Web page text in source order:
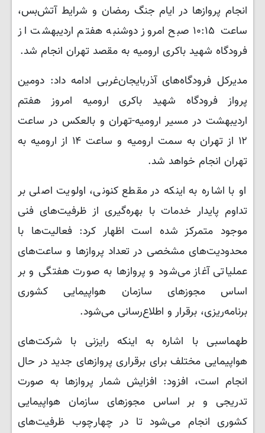
انجام پروازها در ایام جنگ رمضان و شرایط آتش‌بس،
ساعت ۱۰:۱۵ صبح امروز دوشنبه هفتم اردیبهشت از
فرودگاه شهید باکری ارومیه به مقصد تهران انجام شد.
مدیرکل فرودگاه‌های آذربایجان‌غربی ادامه داد: دومین
پرواز فرودگاه شهید باکری ارومیه امروز هفتم
اردیبهشت در مسیر ارومیه-تهران و بالعکس در ساعت
۱۲ از تهران به سمت ارومیه و ساعت ۱۴ از ارومیه به
تهران انجام خواهد شد.
او با اشاره به اینکه در مقطع کنونی، اولویت اصلی بر
تداوم پایدار خدمات با بهره‌گیری از ظرفیت‌های فنی
موجود متمرکز شده است اظهار کرد: فعالیت‌ها با
محدودیت‌های مشخصی در تعداد پروازها و ساعت‌های
عملیاتی آغاز می‌شود و پروازها به صورت هفتگی و بر
اساس مجوزهای سازمان هواپیمایی کشوری
برنامه‌ریزی، برقرار و اطلاع‌رسانی می‌شود.
طهماسبی با اشاره به اینکه رایزنی با شرکت‌های
هواپیمایی مختلف برای برقراری پروازهای جدید در حال
انجام است، افزود: افزایش شمار پروازها به صورت
تدریجی و بر اساس مجوزهای سازمان هواپیمایی
کشوری انجام می‌شود تا در چهارچوب ظرفیت‌های